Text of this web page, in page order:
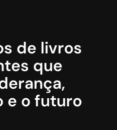
de livros
que
e o futuro